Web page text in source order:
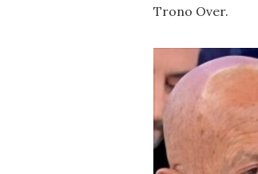
Trono Over.